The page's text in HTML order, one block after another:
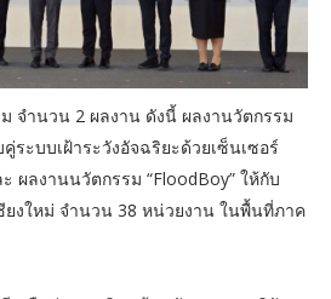
จำนวน 2 ผลงาน ดังนี้ ผลงานวัตกรรม
ะบบเฝ้าระวังอัจฉริยะด้วยเซ็นเซอร์
ผลงานนวัตกรรม “FloodBoy” ให้กับ
งใหม่ จำนวน 38 หน่วยงาน ในพื้นที่ภาค